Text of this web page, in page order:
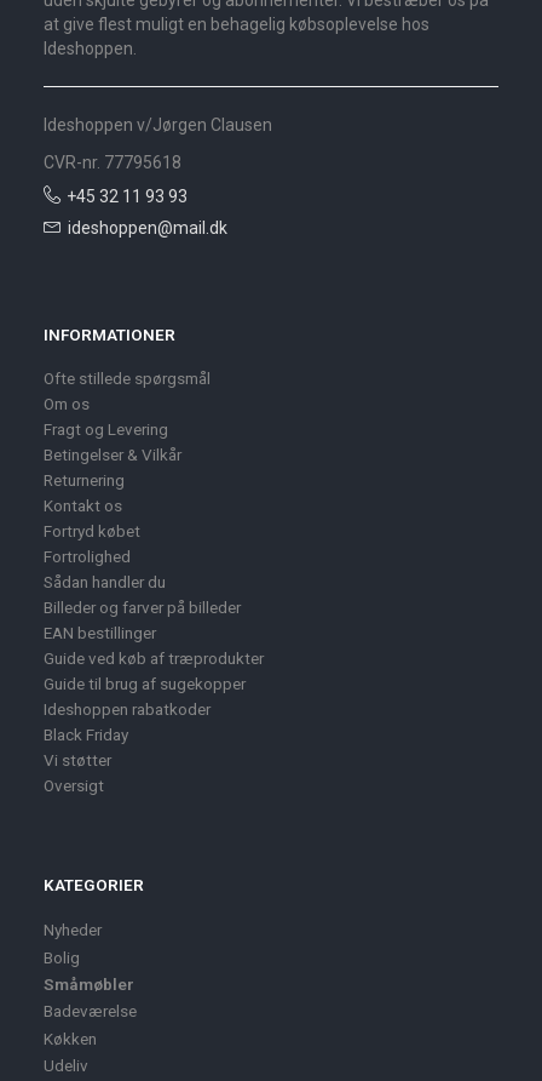
at give flest muligt en behagelig købsoplevelse hos
Ideshoppen.
Ideshoppen v/Jørgen Clausen
CVR-nr. 77795618
+45 32 11 93 93
ideshoppen@mail.dk
INFORMATIONER
Ofte stillede spørgsmål
Om os
Fragt og Levering
Betingelser & Vilkår
Returnering
Kontakt os
Fortryd købet
Fortrolighed
Sådan handler du
Billeder og farver på billeder
EAN bestillinger
Guide ved køb af træprodukter
Guide til brug af sugekopper
Ideshoppen rabatkoder
Black Friday
Vi støtter
Oversigt
KATEGORIER
Nyheder
Bolig
Småmøbler
Badeværelse
Køkken
Udeliv